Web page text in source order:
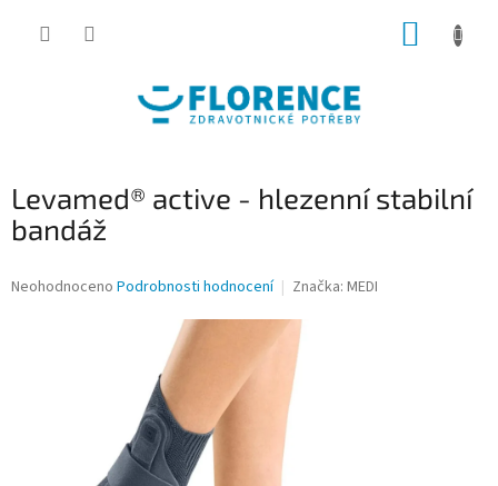
Levamed® active - hlezenní stabilní
bandáž
Průměrné
Neohodnoceno Podrobnosti hodnocení Značka: MEDI